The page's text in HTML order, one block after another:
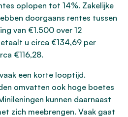
oplopen tot 14%. Zakelijke
doorgaans rentes tussen
van €1.500 over 12
u circa €134,69 per
€116,28.
een korte looptijd.
omvatten ook hoge boetes
kunnen daarnaast
zich meebrengen. Vaak gaat